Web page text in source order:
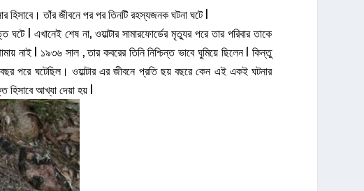
হিসাবে। তাঁর জীবনে পর পর তিনটি রহস্যজনক ঘটনা ঘটে l
এখানেই শেষ না, ওয়াল্টার সামারফোর্ডের মৃত্যুর পরে তার পরিবার তাকে
নাই l ১৯৩৬ সাল , তার কবরের তিনি নিশ্চিন্ত ভাবে ঘুমিয়ে ছিলেন l কিন্তু
পরে ঘটেছিল। ওয়াল্টার এর জীবনে প্রতি ছয় বছরে কেন এই একই ঘটনার
হিসাবে আখ্যা দেয়া হয় l